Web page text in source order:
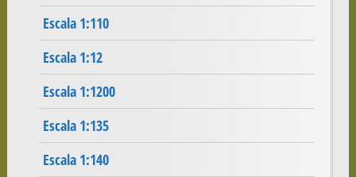
Escala 1:110
Escala 1:12
Escala 1:1200
Escala 1:135
Escala 1:140